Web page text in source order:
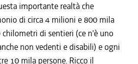
importante realtà che
di circa 4 milioni e 800 mila
di sentieri (ce n'è uno
non vedenti e disabili) e ogni
10 mila persone. Ricco il